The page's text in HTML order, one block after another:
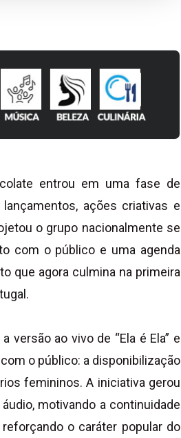
entrou em uma fase de
ações criativas e
o grupo nacionalmente se
com o público e uma agenda
que agora culmina na primeira
versão ao vivo de “Ela é Ela” e
o público: a disponibilização
femininos. A iniciativa gerou
motivando a continuidade
o caráter popular do